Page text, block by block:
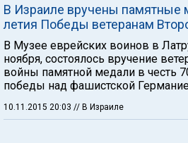
В Израиле вручены памятные
летия Победы ветеранам
В Музее еврейских воинов в
ноября, состоялось вручение
войны памятной медали в честь
победы над фашистской
10.11.2015 20:03 // В Израиле